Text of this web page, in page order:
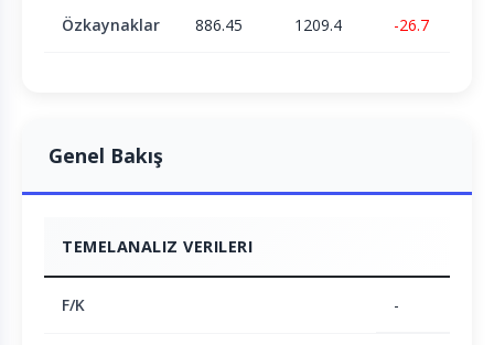
Özkaynaklar 886.45 1209.4 -26.7
Genel Bakış
TEMELANALIZ VERILERI
F/K -